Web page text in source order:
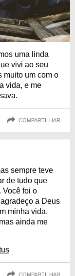
uma linda
vivi ao seu
muito um com o
vida, e me
COMPARTILHAR
sempre teve
de tudo que
Você foi o
a Deus
minha vida.
ainda me
COMPARTILHAR